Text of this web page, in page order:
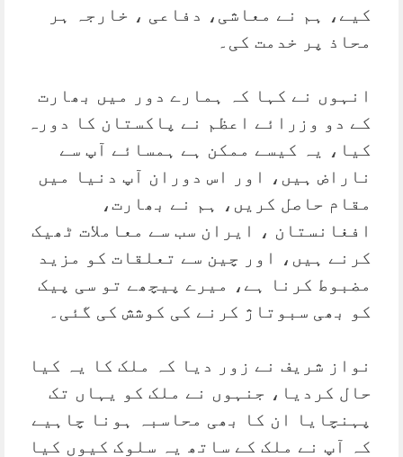
کیے، ہم نے معاشی، دفاعی ، خارجہ ہر
محاذ پر خدمت کی۔
انہوں نے کہا کہ ہمارے دور میں بھارت
کے دو وزرائے اعظم نے پاکستان کا دورہ
کیا، یہ کیسے ممکن ہے ہمسائے آپ سے
ناراض ہیں، اور اس دوران آپ دنیا میں
مقام حاصل کریں، ہم نے بھارت،
افغانستان ، ایران سب سے معاملات ٹھیک
کرنے ہیں، اور چین سے تعلقات کو مزید
مضبوط کرنا ہے، میرے پیچھے تو سی پیک
کو بھی سبوتاژ کرنے کی کوشش کی گئی۔
نواز شریف نے زور دیا کہ ملک کا یہ کیا
حال کردیا، جنہوں نے ملک کو یہاں تک
پہنچایا ان کا بھی محاسبہ ہونا چاہیے
کہ آپ نے ملک کے ساتھ یہ سلوک کیوں کیا